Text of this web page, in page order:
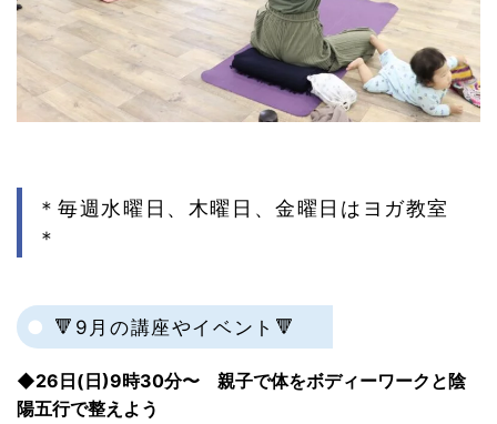
＊毎週水曜日、木曜日、金曜日はヨガ教室
＊
🔻9月の講座やイベント🔻
◆26日(日)9時30分〜 親子で体をボディーワークと陰
陽五行で整えよう